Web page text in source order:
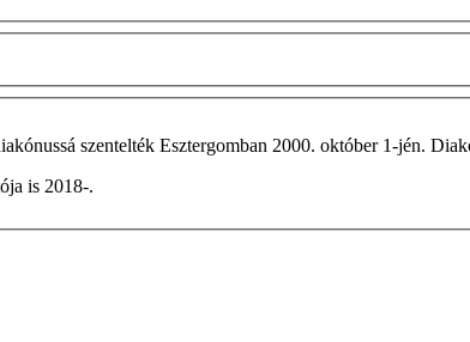
szentelték Esztergomban 2000. október 1-jén.
is 2018-.